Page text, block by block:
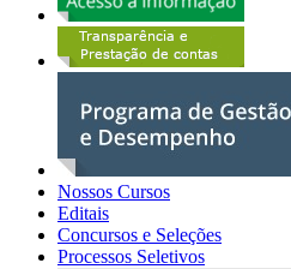
Nossos Cursos
Editais
Concursos e Seleções
Processos Seletivos